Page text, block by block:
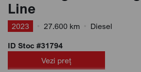
Line
2023 27.600 km
Diesel
ID Stoc #31794
Vezi preț